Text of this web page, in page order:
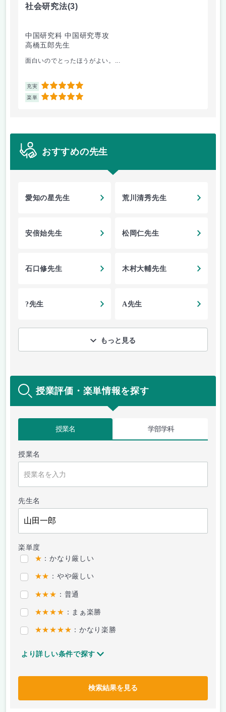
社会研究法(3)
中国研究科 中国研究専攻
高橋五郎先生
面白いのでとったほうがよい。...
充実 5
楽単 5
おすすめの先生
愛知の星先生 荒川清秀先生
安倍始先生 松岡仁先生
石口修先生 木村大輔先生
?先生 A先生
もっと見る
授業評価・楽単情報を探す
授業名 学部学科
授業名
先生名
楽単度
★ ：かなり厳しい
★★ ：やや厳しい
★★★ ：普通
★★★★ ：まぁ楽勝
★★★★★ ：かなり楽勝
より詳しい条件で探す
検索結果を見る